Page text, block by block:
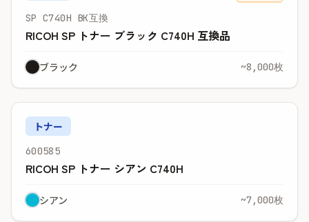
SP C740H BK互換
RICOH SP トナー ブラック C740H 互換品
ブラック ~8,000枚
トナー
600585
RICOH SP トナー シアン C740H
シアン ~7,000枚